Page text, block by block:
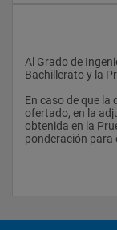
normativas
Administración y
aplicaciones
Procedimientos
informáticas para
la idoneidad y
Electrónica
Tecnología de
Lenguajes de
Estructura de
Estructuras de
Al Grado de
Bachillerato y la
En caso de que la
ofertado, en la
obtenida en la
ponderación para